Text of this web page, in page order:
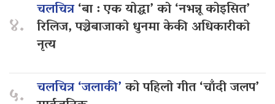
४.
चलचित्र‘बा : एक योद्धा’ को ‘नभन्नू कोइसित’
रिलिज, पञ्चेबाजाको धुनमा केकी अधिकारीको
नृत्य
५. चलचित्र ‘जलाकी’को पहिलो गीत ‘चाँदी जलप’